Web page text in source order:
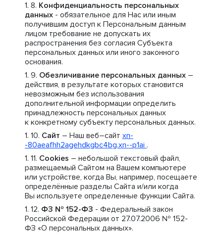
Конфиденциальность персональных
данных - обязательное для Нас или иным
получившим доступ к Персональным данным
лицом требование не допускать их
распространения без согласия Субъекта
персональных данных или иного законного
основания.
Обезличивание персональных данных –
действия, в результате которых становится
невозможным без использования
дополнительной информации определить
принадлежность персональных данных
к конкретному субъекту персональных данных.
Сайт – Наш веб–сайт xn-
-80aeafhh2agehdkgbc4bg.xn--p1ai .
Cookies – небольшой текстовый файл,
размещаемый Сайтом на Вашем компьютере
или устройстве, когда Вы, например, посещаете
определённые разделы Сайта и/или когда
Вы используете определенные функции Сайта.
ФЗ № 152-ФЗ - Федеральный закон
Российской Федерации от 27.07.2006 № 152-
ФЗ «О персональных данных».